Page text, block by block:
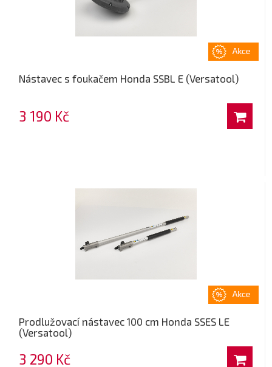
Nástavec s foukačem Honda SSBL E (Versatool)
3 190 Kč
Prodlužovací nástavec 100 cm Honda SSES LE
(Versatool)
3 290 Kč